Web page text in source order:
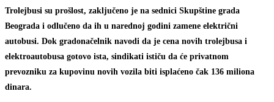
Trolejbusi su prošlost, zaključeno je na sednici Skupštine grada
Beograda i odlučeno da ih u narednoj godini zamene električni
autobusi. Dok gradonačelnik navodi da je cena novih trolejbusa i
elektroautobusa gotovo ista, sindikati ističu da će privatnom
prevozniku za kupovinu novih vozila biti isplaćeno čak 136 miliona
dinara.